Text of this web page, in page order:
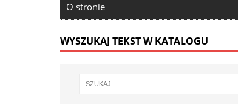
O stronie
WYSZUKAJ TEKST W KATALOGU